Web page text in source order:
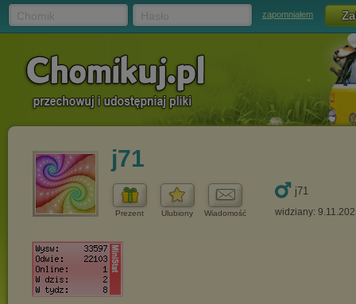
zapomniałem
j71
Prezent Ulubiony Wiadomość
j71
widziany: